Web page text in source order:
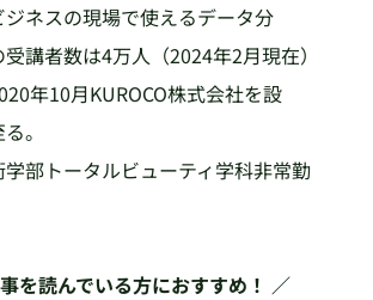
ジネスの現場で使えるデータ分
講者数は4万人（2024年2月現在）
年10月KUROCO株式会社を設
。
部トータルビューティ学科非常勤
を読んでいる方におすすめ！ ／